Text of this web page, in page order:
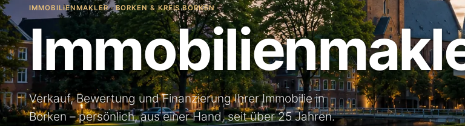
IMMOBILIENMAKLER · BORKEN & KREIS BORKEN
Verkauf, Bewertung und Finanzierung Ihrer Immobilie in
Borken – persönlich, aus einer Hand, seit über 25 Jahren.